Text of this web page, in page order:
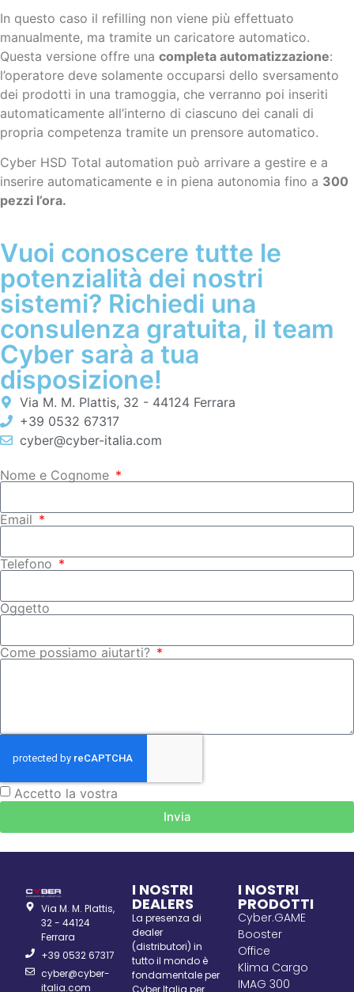
In questo caso il refilling non viene più effettuato
manualmente, ma tramite un caricatore automatico.
Questa versione offre una completa automatizzazione:
l’operatore deve solamente occuparsi dello sversamento
dei prodotti in una tramoggia, che verranno poi inseriti
automaticamente all’interno di ciascuno dei canali di
propria competenza tramite un prensore automatico.
Cyber HSD Total automation può arrivare a gestire e a
inserire automaticamente e in piena autonomia fino a 300
pezzi l’ora.
Vuoi conoscere tutte le
potenzialità dei nostri
sistemi? Richiedi una
consulenza gratuita, il team
Cyber sarà a tua
disposizione!
Via M. M. Plattis, 32 - 44124 Ferrara
+39 0532 67317
cyber@cyber-italia.com
Nome e Cognome
Email
Telefono
Oggetto
Come possiamo aiutarti?
Accetto la vostra
Invia
Via M. M. Plattis,
32 - 44124
Ferrara
+39 0532 67317
cyber@cyber-
italia.com
I NOSTRI
DEALERS
La presenza di
dealer
(distributori) in
tutto il mondo è
fondamentale per
Cyber Italia per
I NOSTRI
PRODOTTI
Cyber.GAME
Booster
Office
Klima Cargo
IMAG 300